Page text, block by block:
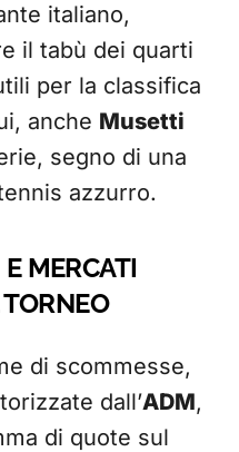
italiano,
il tabù dei quarti
per la classifica
anche Musetti
segno di una
azzurro.
MERCATI
di scommesse,
dall’ADM,
di quote sul